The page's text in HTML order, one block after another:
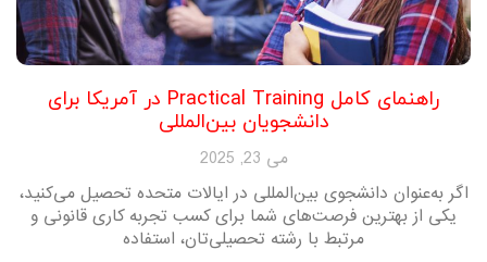
راهنمای کامل Practical Training در آمریکا برای
دانشجویان بین‌المللی
می 23, 2025
اگر به‌عنوان دانشجوی بین‌المللی در ایالات متحده تحصیل می‌کنید،
یکی از بهترین فرصت‌های شما برای کسب تجربه کاری قانونی و
مرتبط با رشته تحصیلی‌تان، استفاده